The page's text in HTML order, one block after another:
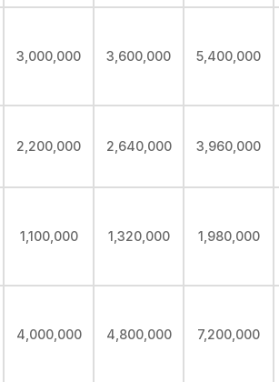
3,000,000 3,600,000 5,400,000
2,200,000 2,640,000 3,960,000
1,100,000 1,320,000 1,980,000
4,000,000 4,800,000 7,200,000